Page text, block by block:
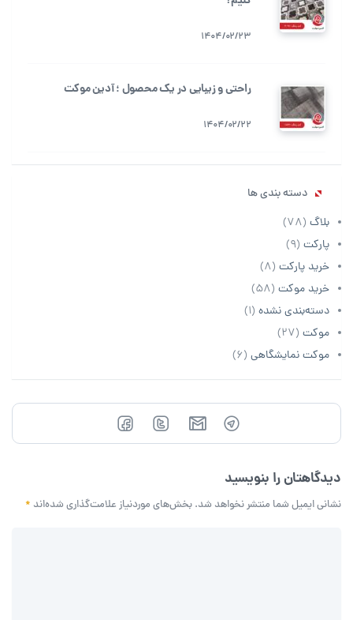
1404/02/23
راحتی و زیبایی در یک محصول ؛ آدین موکت
1404/02/22
دسته بندی ها
بلاگ (78)
پارکت (9)
خرید پارکت (8)
خرید موکت (58)
دسته‌بندی نشده (1)
موکت (27)
موکت نمایشگاهی (6)
دیدگاهتان را بنویسید
نشانی ایمیل شما منتشر نخواهد شد. بخش‌های موردنیاز علامت‌گذاری شده‌اند *